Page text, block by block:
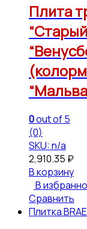
Плита
0out of 5
(0)
SKU: n/a
2,910.35 ₽
В корзину
В
Сравнить
Плитка